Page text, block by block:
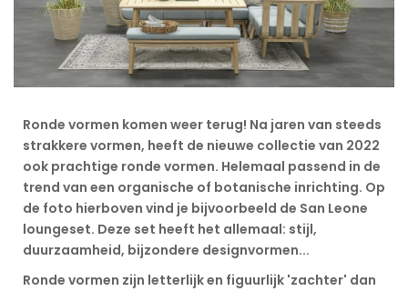
Ronde vormen komen weer terug! Na jaren van steeds
strakkere vormen, heeft de nieuwe collectie van 2022
ook prachtige ronde vormen. Helemaal passend in de
trend van een organische of botanische inrichting. Op
de foto hierboven vind je bijvoorbeeld de San Leone
loungeset. Deze set heeft het allemaal: stijl,
duurzaamheid, bijzondere designvormen...
Ronde vormen zijn letterlijk en figuurlijk 'zachter' dan